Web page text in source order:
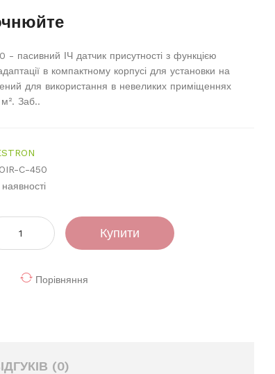
- пасивний ІЧ датчик присутності з функцією
в компактному корпусі для установки на
для використання в невеликих приміщеннях
Заб..
C-450
Купити
Порівняння
(0)